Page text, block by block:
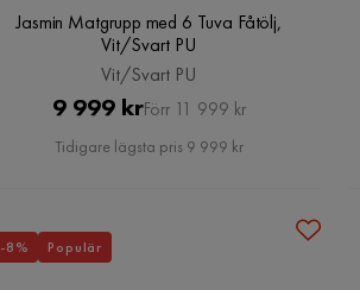
Jasmin Matgrupp med 6 Tuva Fåtölj,
Vit/Svart PU
Vit/Svart PU
Pris
9 999 krOriginal
Pris
Förr 11 999 kr
Tidigare lägsta pris 9 999 kr
-8% Populär